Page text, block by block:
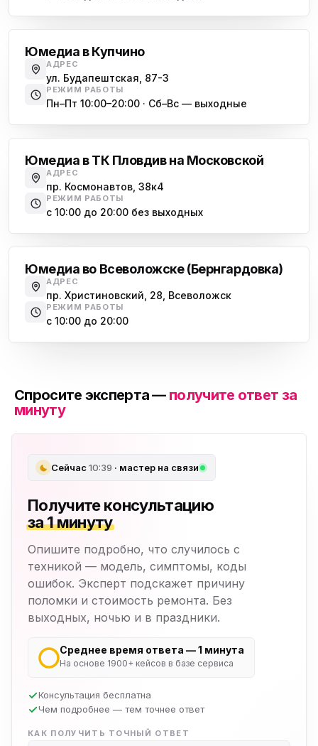
Юмедиа в Купчино
АДРЕС
ул. Будапештская, 87-3
РЕЖИМ РАБОТЫ
Пн–Пт 10:00–20:00 · Сб–Вс — выходные
Юмедиа в ТК Пловдив на Московской
АДРЕС
пр. Космонавтов, 38к4
РЕЖИМ РАБОТЫ
с 10:00 до 20:00 без выходных
Юмедиа во Всеволожске (Бернгардовка)
АДРЕС
пр. Христиновский, 28, Всеволожск
РЕЖИМ РАБОТЫ
с 10:00 до 20:00
Спросите эксперта — получите ответ за
минуту
Сейчас10:39 · мастер на связи
Получите консультацию
за 1 минуту
Опишите подробно, что случилось с
техникой — модель, симптомы, коды
ошибок. Эксперт подскажет причину
поломки и стоимость ремонта. Без
выходных, ночью и в праздники.
Среднее время ответа — 1 минута
На основе 1900+ кейсов в базе сервиса
Консультация бесплатна
Чем подробнее — тем точнее ответ
КАК ПОЛУЧИТЬ ТОЧНЫЙ ОТВЕТ